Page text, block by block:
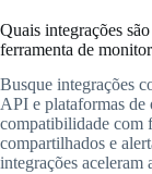
Quais integrações
ferramenta de
Busque integrações
API e plataformas de
compatibilidade com
compartilhados e
integrações aceleram